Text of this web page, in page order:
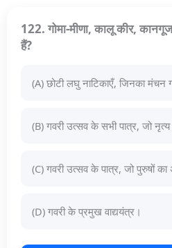
122. गोमा-मीणा, कालू कीर,
हैं?
(A) छोटी लघु नाटिकाएँ, जिनका मंचन
(B) गवरी उत्सव के सभी पात्र, जो
(C) गवरी उत्सव के पात्र, जो पुरुषों
(D) गवरी के प्रमुख वाद्ययंत्र।